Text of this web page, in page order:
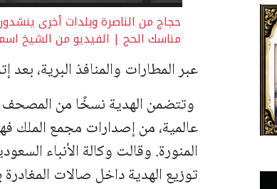
حجاج من الناصرة وبلدات أخرى
مناسك الحج | الفيديو من الشيخ
عبر المطارات والمنافذ البرية، بعد
وتتضمن الهدية نسخًا من المصحف
عالمية، من إصدارات مجمع الملك
المنورة.وقالت وكالة الأنباء
توزيع الهدية داخل صالات